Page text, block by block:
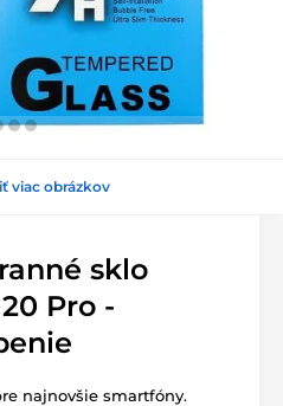
viac obrázkov
sklo
Pro -
najnovšie smartfóny.